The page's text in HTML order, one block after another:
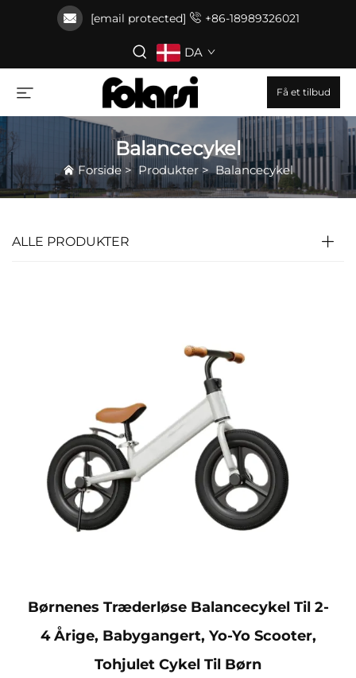
[email protected] +86-18989326021
DA
Få et tilbud
Balancecykel
Forside > Produkter >Balancecykel
ALLE PRODUKTER
Børnenes Træderløse Balancecykel Til 2-
4 Årige, Babygangert, Yo-Yo Scooter,
Tohjulet Cykel Til Børn